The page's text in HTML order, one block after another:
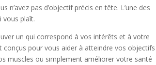
n’avez pas d’objectif précis en tête. L’une des
vous plaît.
un qui correspond à vos intérêts et à votre
conçus pour vous aider à atteindre vos objectifs
muscles ou simplement améliorer votre santé